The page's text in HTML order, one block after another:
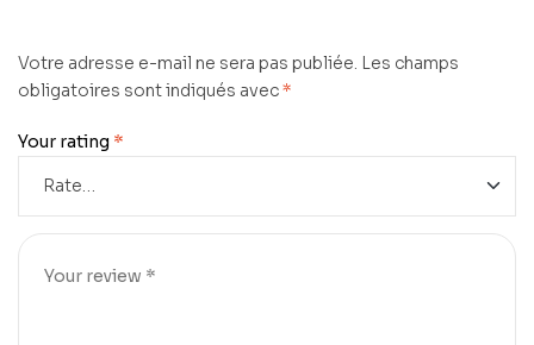
Votre adresse e-mail ne sera pas publiée. Les champs
obligatoires sont indiqués avec*
Your rating *